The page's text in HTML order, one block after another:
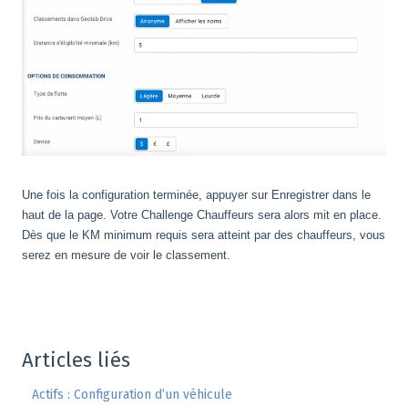
Une fois la configuration terminée, appuyer sur Enregistrer dans le
haut de la page. Votre Challenge Chauffeurs sera alors mit en place.
Dès que le KM minimum requis sera atteint par des chauffeurs, vous
serez en mesure de voir le classement.
Articles liés
Actifs : Configuration d’un véhicule